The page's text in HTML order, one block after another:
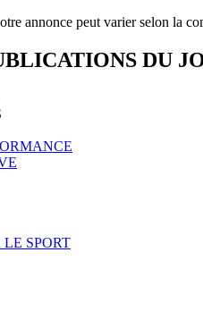
annonce peut varier selon la
DU
SPORT